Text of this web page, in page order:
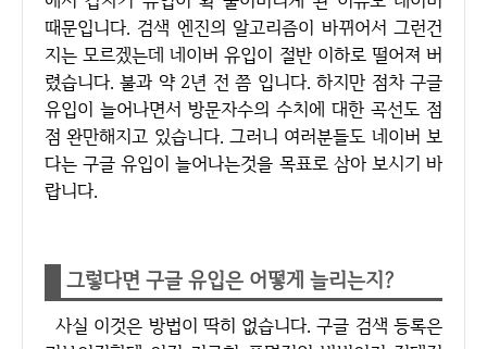
때문입니다. 검색 엔진의 알고리즘이 바뀌어서 그런건
지는 모르겠는데 네이버 유입이 절반 이하로 떨어져 버
렸습니다. 불과 약 2년 전 쯤 입니다. 하지만 점차 구글
유입이 늘어나면서 방문자수의 수치에 대한 곡선도 점
점 완만해지고 있습니다. 그러니 여러분들도 네이버 보
다는 구글 유입이 늘어나는것을 목표로 삼아 보시기 바
랍니다.
그렇다면 구글 유입은 어떻게 늘리는지?
사실 이것은 방법이 딱히 없습니다. 구글 검색 등록은